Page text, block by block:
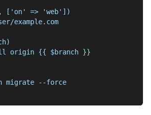
['on' => 'web'])
example.com
origin {{ $branch }}
migrate --force